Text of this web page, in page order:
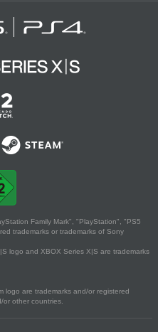
Family Mark", "PlayStation", "PS5
trademarks or trademarks of Sony
logo and XBOX Series X|S are trademarks
logo are trademarks and/or registered
or other countries.